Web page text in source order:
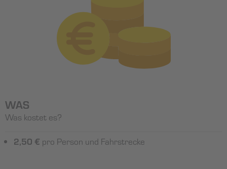
WAS
Was kostet es?
2,50 € pro Person und Fahrstrecke